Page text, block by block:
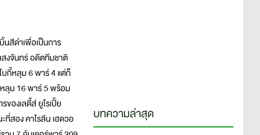
นสีดำเพื่อเป็นการ
งจันทร์ อดีตทีมชาติ
กี้หลุม 6 พาร์ 4 แต่ก็
ลุม 16 พาร์ 5 พร้อม
องเลดี้่ส์ ยูโรเปี้ย
ที่สอง คาโรลีน เฮดวอ
บทความล่าสุด